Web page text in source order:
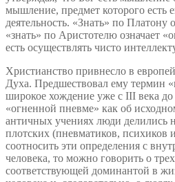
мышление, предмет которого есть
деятельность. «Знать» по Платону
«знать» по Аристотелю означает
есть осуществлять чисто
Христианство привнесло в
Духа. Предшествовал ему термин
широкое хождение уже с III века
«огненной пневме» как об
античных учениях люди делились
плотских (пневматиков, психиков
соотносить эти определения с
человека, то можно говорить о
соответствующей доминантой в